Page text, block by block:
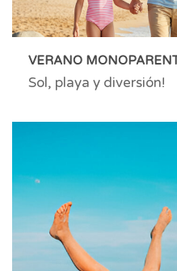
VERANO
Sol, playa y diversión!